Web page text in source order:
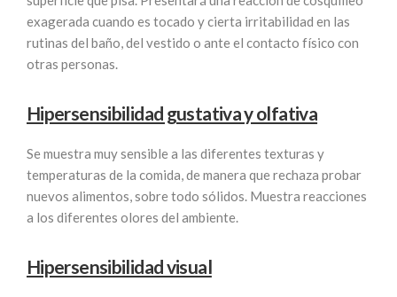
exagerada cuando es tocado y cierta irritabilidad en las
rutinas del baño, del vestido o ante el contacto físico con
otras personas.
Hipersensibilidad gustativa y olfativa
Se muestra muy sensible a las diferentes texturas y
temperaturas de la comida, de manera que rechaza probar
nuevos alimentos, sobre todo sólidos. Muestra reacciones
a los diferentes olores del ambiente.
Hipersensibilidad visual